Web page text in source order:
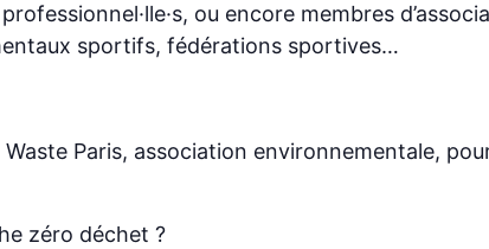
professionnel·lle·s, ou encore membres
sportifs, fédérations sportives…
Paris, association environnementale,
zéro déchet ?